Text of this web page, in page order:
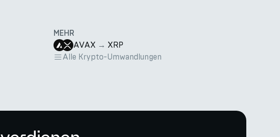
MEHR
AVAX → XRP
Alle Krypto-Umwandlungen